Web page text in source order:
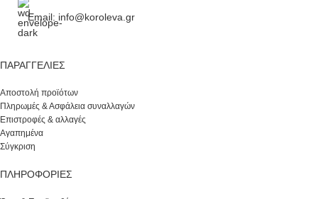
Email: info@koroleva.gr
ΠΑΡΑΓΓΕΛΊΕΣ
Αποστολή προϊότων
Πληρωμές & Ασφάλεια συναλλαγών
Επιστροφές & αλλαγές
Αγαπημένα
Σύγκριση
ΠΛΗΡΟΦΟΡΙΕΣ